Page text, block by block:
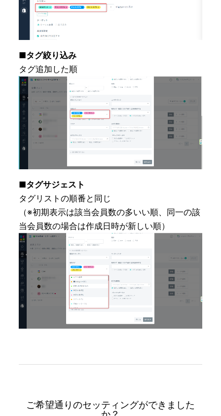
■タグ絞り込み
タグ追加した順
■タグサジェスト
タグリストの順番と同じ
（※初期表示は該当会員数の多いい順、同一の該
当会員数の場合は作成日時が新しい順）
ご希望通りのセッティングができました